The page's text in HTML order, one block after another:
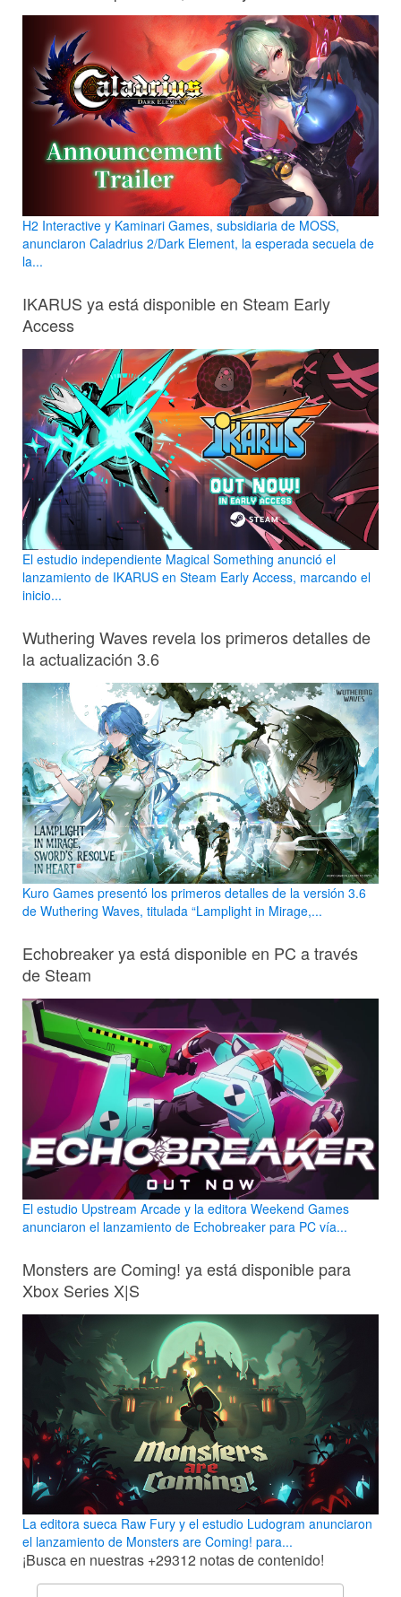
H2 Interactive y Kaminari Games, subsidiaria de MOSS,
anunciaron Caladrius 2/Dark Element, la esperada secuela de
la...
IKARUS ya está disponible en Steam Early
Access
El estudio independiente Magical Something anunció el
lanzamiento de IKARUS en Steam Early Access, marcando el
inicio...
Wuthering Waves revela los primeros detalles de
la actualización 3.6
Kuro Games presentó los primeros detalles de la versión 3.6
de Wuthering Waves, titulada “Lamplight in Mirage,...
Echobreaker ya está disponible en PC a través
de Steam
El estudio Upstream Arcade y la editora Weekend Games
anunciaron el lanzamiento de Echobreaker para PC vía...
Monsters are Coming! ya está disponible para
Xbox Series X|S
La editora sueca Raw Fury y el estudio Ludogram anunciaron
el lanzamiento de Monsters are Coming! para...
¡Busca en nuestras +29312 notas de contenido!